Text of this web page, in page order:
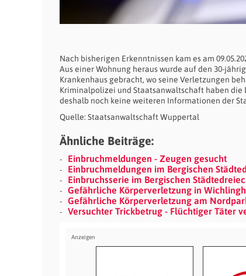
Nach bisherigen Erkenntnissen kam es am
Aus einer Wohnung heraus wurde auf den 30-
Krankenhaus gebracht, wo seine Verletzungen
Kriminalpolizei und Staatsanwaltschaft haben
deshalb noch keine weiteren Informationen der
Quelle: Staatsanwaltschaft Wuppertal
Ähnliche Beiträge:
Einbruchmeldungen - Zeugen gesucht
Einbruchmeldungen im Bergischen
Einbruchsserie im Bergischen
Gefährliche Körperverletzung in
Gefährliche Körperverletzung am
Versuchter Trickbetrug - Flüchtiger Täter